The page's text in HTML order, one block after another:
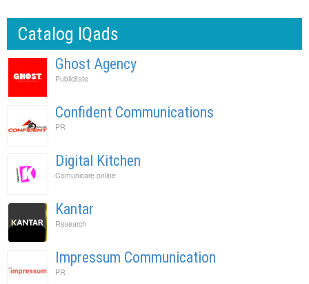
Catalog IQads
Ghost Agency
Publicitate
Confident Communications
PR
Digital Kitchen
Comunicare online
Kantar
Research
Impressum Communication
PR